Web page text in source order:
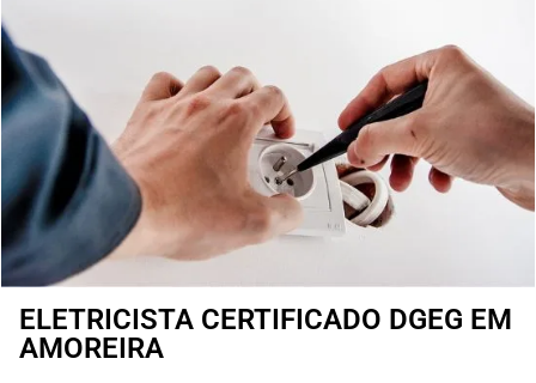
ELETRICISTA CERTIFICADO DGEG EM
AMOREIRA